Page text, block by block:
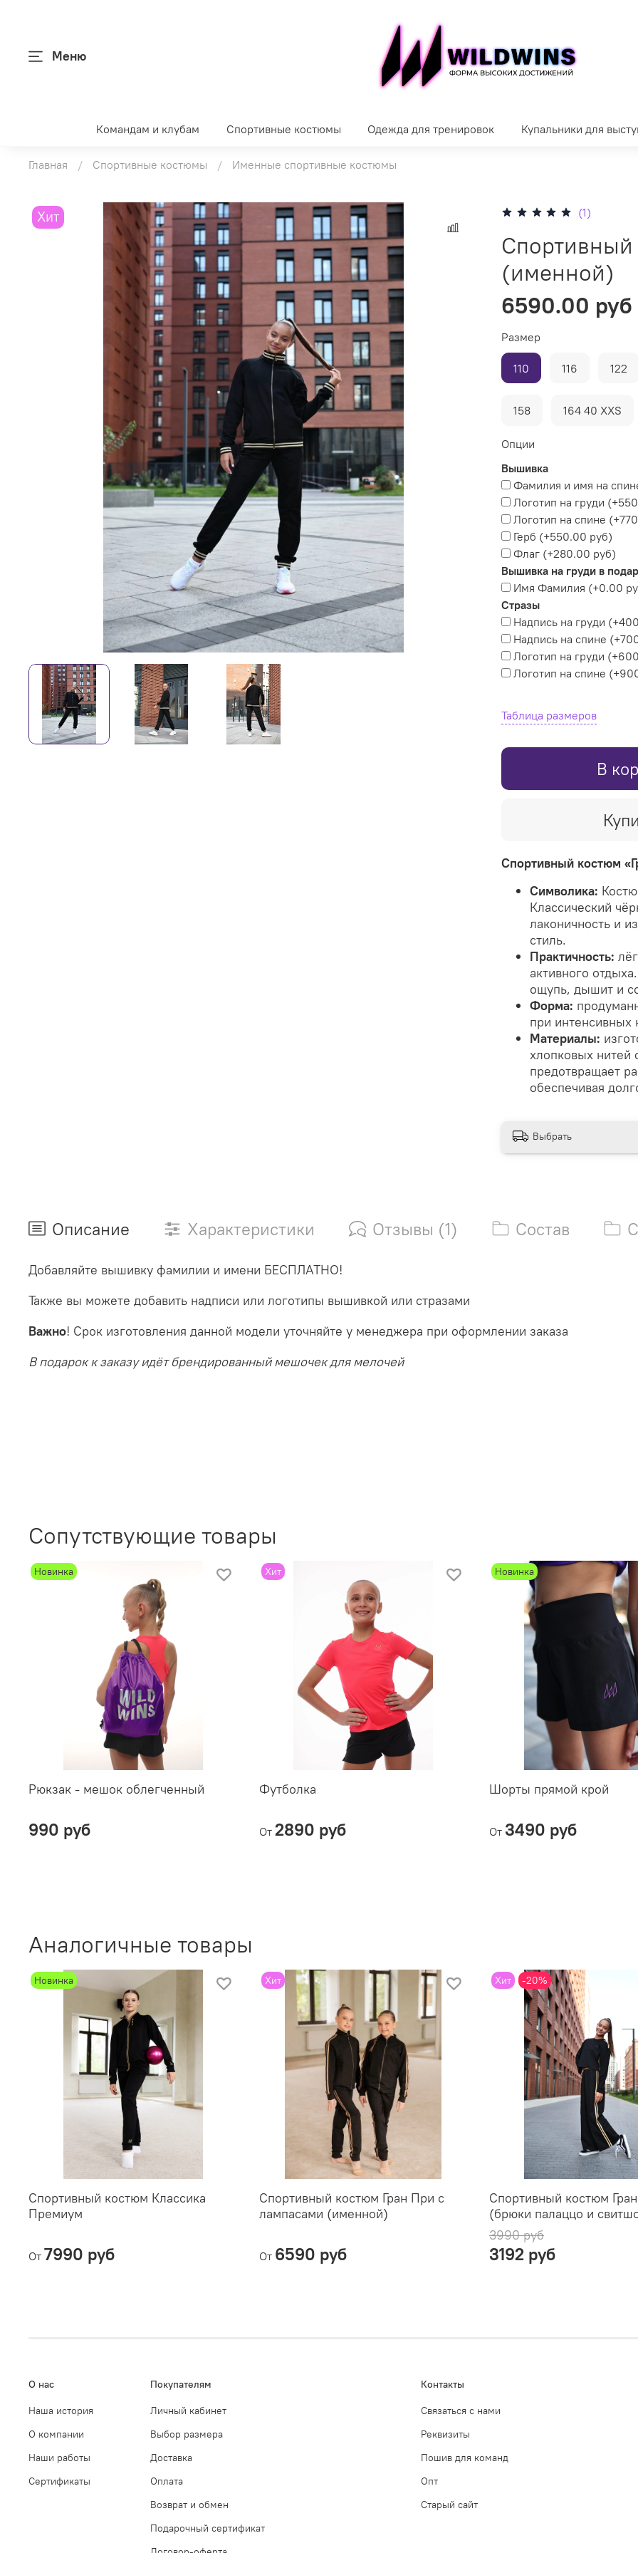
Меню
Командам и клубам Спортивные костюмы Одежда для тренировок Купальники для
Главная Спортивные костюмы Именные спортивные костюмы
Хит (1)
Спортивный
(именной)
6590.00 руб
Таблица размеров
В
Размер
110 116 122
158 164 40 XXS
Опции
Вышивка
Фамилия и имя на
Логотип на груди (+
Логотип на спине (+
Герб (+550.00 руб)
Флаг (+280.00 руб)
Вышивка на груди в
Имя Фамилия (+0.00
Стразы
Надпись на груди (+
Надпись на спине (+
Логотип на груди (+
Логотип на спине (+
Спортивный костюм
Символика:
Классический
лаконичность и
стиль.
Практичность:
активного
ощупь, дышит и
Форма:
при интенсивных
Материалы:
хлопковых нитей
предотвращает
обеспечивая
Выбрать
Описание Характеристики Отзывы (1) Состав
Добавляйте вышивку фамилии и имени БЕСПЛАТНО!
Также вы можете добавить надписи или логотипы вышивкой или стразами
Важно! Срок изготовления данной модели уточняйте у менеджера при оформлении заказа
В подарок к заказу идёт брендированный мешочек для мелочей
Сопутствующие товары
Новинка
Рюкзак - мешок облегченный
990 руб
Хит
Футболка
От 2890 руб
Новинка
Шорты прямой крой
От 3490 руб
Аналогичные товары
Новинка
Спортивный костюм Классика
Премиум
От 7990 руб
Хит
Спортивный костюм Гран При с
лампасами (именной)
От 6590 руб
Хит -20%
Спортивный костюм
(брюки палаццо и
3990 руб
3192 руб
О нас
Наша история
О компании
Наши работы
Сертификаты
Покупателям
Личный кабинет
Выбор размера
Доставка
Оплата
Возврат и обмен
Подарочный сертификат
Контакты
Связаться с нами
Реквизиты
Пошив для команд
Опт
Старый сайт